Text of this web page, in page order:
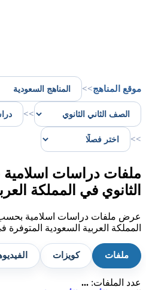
موقع المناهج>>
>>
>>
ملفات دراسات
الثانوي في المملكة
عرض ملفات دراسات اسلامية بحسب
المملكة العربية السعودية
ملفات كويزات
عدد الملفات: ...